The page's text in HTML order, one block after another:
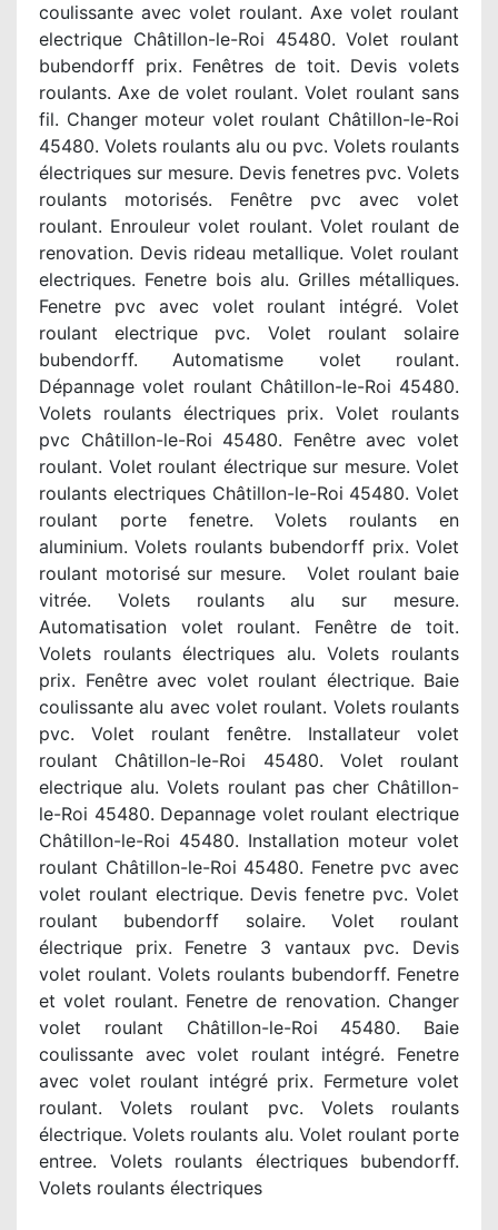
coulissante avec volet roulant. Axe volet roulant
electrique Châtillon-le-Roi 45480. Volet roulant
bubendorff prix. Fenêtres de toit. Devis volets
roulants. Axe de volet roulant. Volet roulant sans
fil. Changer moteur volet roulant Châtillon-le-Roi
45480. Volets roulants alu ou pvc. Volets roulants
électriques sur mesure. Devis fenetres pvc. Volets
roulants motorisés. Fenêtre pvc avec volet
roulant. Enrouleur volet roulant. Volet roulant de
renovation. Devis rideau metallique. Volet roulant
electriques. Fenetre bois alu. Grilles métalliques.
Fenetre pvc avec volet roulant intégré. Volet
roulant electrique pvc. Volet roulant solaire
bubendorff. Automatisme volet roulant.
Dépannage volet roulant Châtillon-le-Roi 45480.
Volets roulants électriques prix. Volet roulants
pvc Châtillon-le-Roi 45480. Fenêtre avec volet
roulant. Volet roulant électrique sur mesure. Volet
roulants electriques Châtillon-le-Roi 45480. Volet
roulant porte fenetre. Volets roulants en
aluminium. Volets roulants bubendorff prix. Volet
roulant motorisé sur mesure. Volet roulant baie
vitrée. Volets roulants alu sur mesure.
Automatisation volet roulant. Fenêtre de toit.
Volets roulants électriques alu. Volets roulants
prix. Fenêtre avec volet roulant électrique. Baie
coulissante alu avec volet roulant. Volets roulants
pvc. Volet roulant fenêtre. Installateur volet
roulant Châtillon-le-Roi 45480. Volet roulant
electrique alu. Volets roulant pas cher Châtillon-
le-Roi 45480. Depannage volet roulant electrique
Châtillon-le-Roi 45480. Installation moteur volet
roulant Châtillon-le-Roi 45480. Fenetre pvc avec
volet roulant electrique. Devis fenetre pvc. Volet
roulant bubendorff solaire. Volet roulant
électrique prix. Fenetre 3 vantaux pvc. Devis
volet roulant. Volets roulants bubendorff. Fenetre
et volet roulant. Fenetre de renovation. Changer
volet roulant Châtillon-le-Roi 45480. Baie
coulissante avec volet roulant intégré. Fenetre
avec volet roulant intégré prix. Fermeture volet
roulant. Volets roulant pvc. Volets roulants
électrique. Volets roulants alu. Volet roulant porte
entree. Volets roulants électriques bubendorff.
Volets roulants électriques